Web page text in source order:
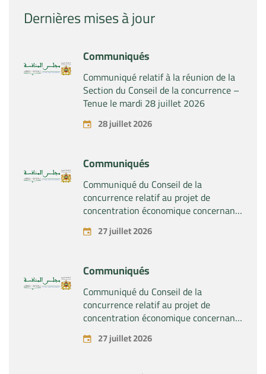
Dernières mises à jour
Communiqués
Communiqué relatif à la réunion de la
Section du Conseil de la concurrence –
Tenue le mardi 28 juillet 2026
28 juillet 2026
Communiqués
Communiqué du Conseil de la
concurrence relatif au projet de
concentration économique concernant
la prise du contrôle exclusif par la
société « Substipharm SAS » des actifs
pharmaceutiques « Rilutek » et «
Sabril » détenus par la société « Sanofi
SA »
27 juillet 2026
Communiqués
Communiqué du Conseil de la
concurrence relatif au projet de
concentration économique concernant
la prise du contrôle exclusif par la
société « Plastika Kritis SA » de la
27 juillet 2026